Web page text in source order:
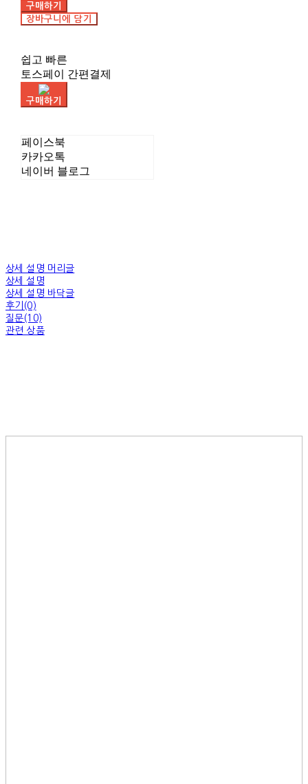
구매하기
장바구니에 담기
쉽고 빠른
토스페이 간편결제
구매하기
페이스북
카카오톡
네이버 블로그
상세 설명 머리글
상세 설명
상세 설명 바닥글
후기(0)
질문(10)
관련 상품